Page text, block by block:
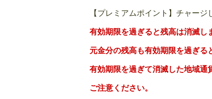
【プレミアムポイント】チャー
有効期限を過ぎると残高は消滅し
元金分の残高も有効期限を過ぎる
有効期限を過ぎて消滅した地域通
ご注意ください。